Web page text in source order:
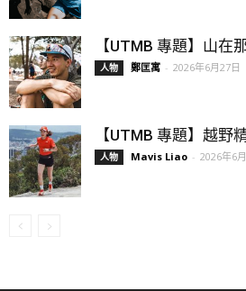
【UTMB 專題】山在
人物 鄭匡寓 - 2026年6月27日
【UTMB 專題】越野
人物 Mavis Liao - 2026年6